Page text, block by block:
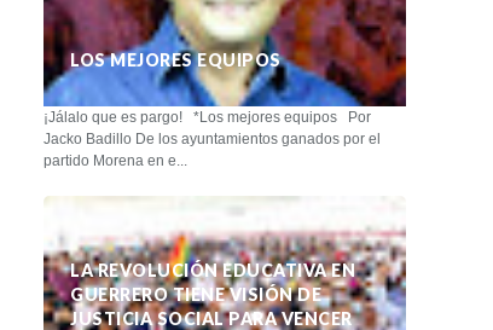
LOS MEJORES EQUIPOS
¡Jálalo que es pargo! *Los mejores equipos Por
Jacko Badillo De los ayuntamientos ganados por el
partido Morena en e...
LA REVOLUCIÓN EDUCATIVA EN
GUERRERO TIENE VISIÓN DE
JUSTICIA SOCIAL PARA VENCER